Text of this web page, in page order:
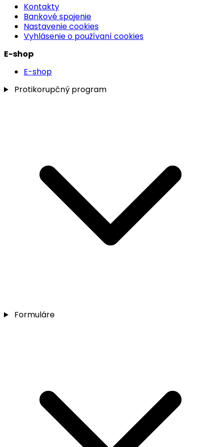
Kontakty
Bankové spojenie
Nastavenie cookies
Vyhlásenie o používaní cookies
E-shop
E-shop
Protikorupčný program
Formuláre